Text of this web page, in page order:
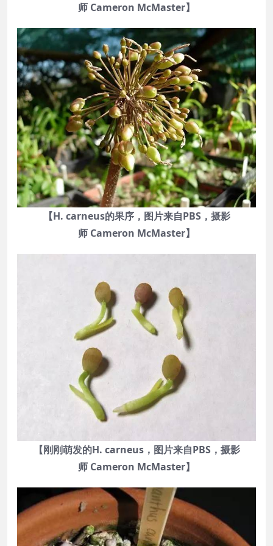
师 Cameron McMaster】
【H. carneus的果序，图片来自PBS，摄影
师 Cameron McMaster】
【刚刚萌发的H. carneus，图片来自PBS，摄影
师 Cameron McMaster】